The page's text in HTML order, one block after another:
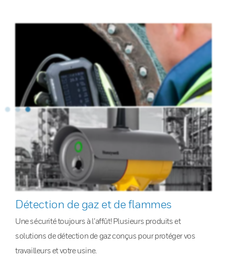
Détection de gaz et de flammes
Une sécurité toujours à l’affût! Plusieurs produits et
solutions de détection de gaz conçus pour protéger vos
travailleurs et votre usine.